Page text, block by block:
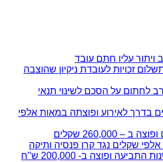
ויתור עליו חתם עובד
זכויות לעובדת ניקיון שהוצבה
לחתום על הסכם לשינוי תנאי
בדרך לאירוע ופוצתה במאות אלפי
260,000 שקלים
שקלים נגד קרן פנסיה ותיקה
ופוצה ב- 200,000 ש"ח